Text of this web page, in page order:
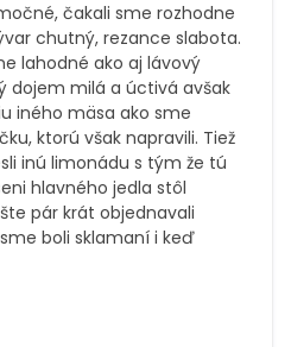
čakali sme rozhodne
chutný, rezance slabota.
lahodné ako aj lávový
dojem milá a úctivá avšak
iného mäsa ako sme
ktorú však napravili. Tiež
inú limonádu s tým že tú
hlavného jedla stôl
pár krát objednavali
boli sklamaní i keď